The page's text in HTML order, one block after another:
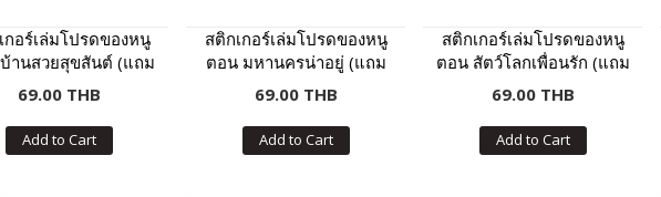
กอร์เล่มโปรดของหนู
านสวยสุขสันต์ (แถม
กเกอร์กว่า 150 ชิ้น)
69.00 THB
Add to Cart
สติกเกอร์เล่มโปรดของหนู
ตอน มหานครน่าอยู่ (แถม
ฟรี! สติกเกอร์กว่า 150 ชิ้น)
69.00 THB
Add to Cart
สติกเกอร์เล่มโปรดของหนู
ตอน สัตว์โลกเพื่อนรัก (แถม
ฟรี! สติกเกอร์กว่า 150 ชิ้น)
69.00 THB
Add to Cart